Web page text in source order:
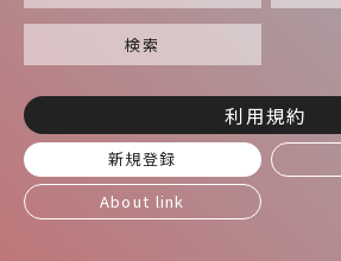
検索
利用規約
新規登録
About link